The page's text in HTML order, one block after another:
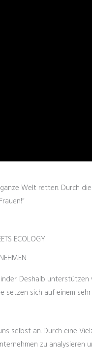
Welt retten. Durch
ECOLOGY
Deshalb
setzen sich auf einem
selbst an. Durch eine
zu